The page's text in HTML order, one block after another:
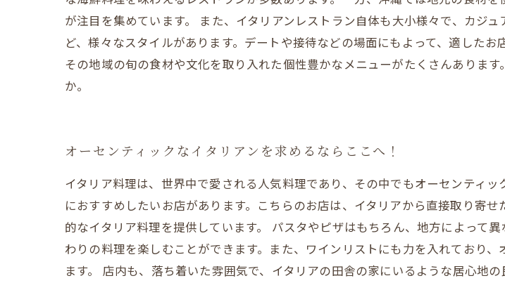
が注目を集めています。 また、イタリアンレストラン自体も大小様々で、カジ
ど、様々なスタイルがあります。デートや接待などの場面にもよって、適した
その地域の旬の食材や文化を取り入れた個性豊かなメニューがたくさんありま
か。
オーセンティックなイタリアンを求めるならここへ！
イタリア料理は、世界中で愛される人気料理であり、その中でもオーセンティ
におすすめしたいお店があります。こちらのお店は、イタリアから直接取り寄
的なイタリア料理を提供しています。 パスタやピザはもちろん、地方によって
わりの料理を楽しむことができます。また、ワインリストにも力を入れており
ます。 店内も、落ち着いた雰囲気で、イタリアの田舎の家にいるような居心地